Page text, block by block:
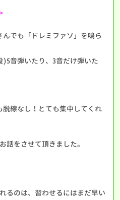
でも「ドレミファソ」を鳴ら
音弾いたり、3音だけ弾いた
脱線なし！とても集中してくれ
話をさせて頂きました。
るのは、習わせるにはまだ早い